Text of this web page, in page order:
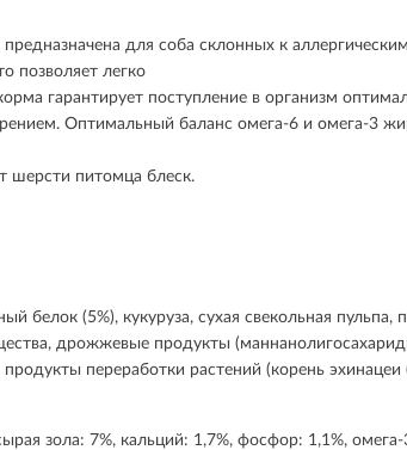
для соба склонных к
позволяет легко
гарантирует поступление в организм
Оптимальный баланс омега-6 и омега-3
шерсти питомца блеск.
белок (5%), кукуруза, сухая свекольная
дрожжевые продукты
переработки растений (корень эхинацеи
зола: 7%, кальций: 1,7%, фосфор: 1,1%,